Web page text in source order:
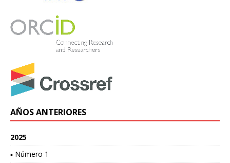
AÑOS ANTERIORES
2025
▪ Número 1